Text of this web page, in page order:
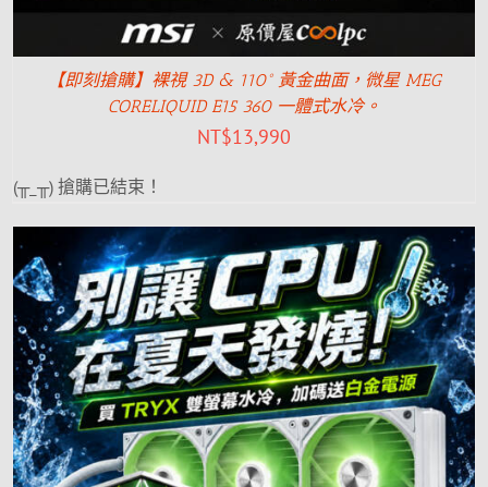
【即刻搶購】裸視 3D & 110° 黃金曲面，微星 MEG
CORELIQUID E15 360 一體式水冷。
NT$13,990
(╥_╥) 搶購已結束！